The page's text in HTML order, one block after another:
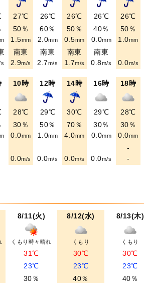
27℃
50％
1.5mm
南東
2.9m/s
26℃
60％
2.0mm
南東
2.7m/s
26℃
50％
0.5mm
南東
1.7m/s
26℃
40％
0.0mm
南東
0.8m/s
26℃
50％
1.0mm
0.0m/s
10時
28℃
30％
0.0mm
0.0m/s
12時
29℃
50％
1.0mm
0.0m/s
14時
30℃
70％
4.0mm
0.0m/s
16時
29℃
30％
0.0mm
0.0m/s
18時
28℃
30％
0.0mm
-
-
8/11(火)
くもり時々晴れ
31℃
23℃
30％
8/12(水)
くもり
30℃
23℃
40％
8/13(木)
くもり
30℃
23℃
40％